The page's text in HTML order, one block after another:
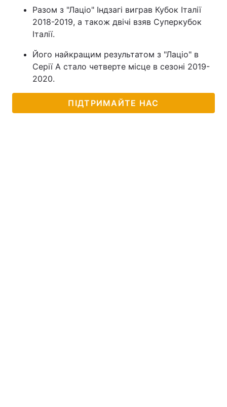
Разом з "Лаціо" Індзагі виграв Кубок Італії
2018-2019, а також двічі взяв Суперкубок
Італії.
Його найкращим результатом з "Лаціо" в
Серії А стало четверте місце в сезоні 2019-
2020.
ПІДТРИМАЙТЕ НАС